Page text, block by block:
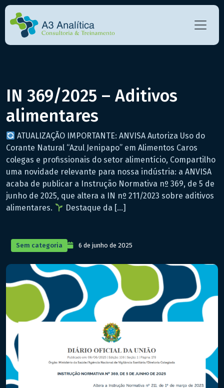
IN 369/2025 – Aditivos
alimentares
ATUALIZAÇÃO IMPORTANTE: ANVISA Autoriza Uso do
Corante Natural “Azul Jenipapo” em Alimentos Caros
colegas e profissionais do setor alimentício, Compartilho
uma novidade relevante para nossa indústria: a ANVISA
acaba de publicar a Instrução Normativa nº 369, de 5 de
junho de 2025, que altera a IN nº 211/2023 sobre aditivos
alimentares.
Destaque da […]
Sem categoria 6 de junho de 2025